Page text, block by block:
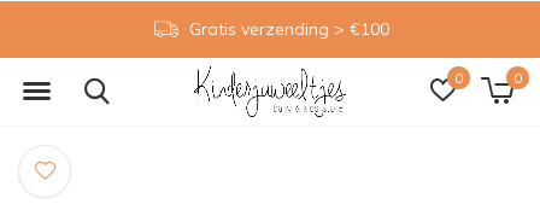
0 0
Gratis verzending > €100